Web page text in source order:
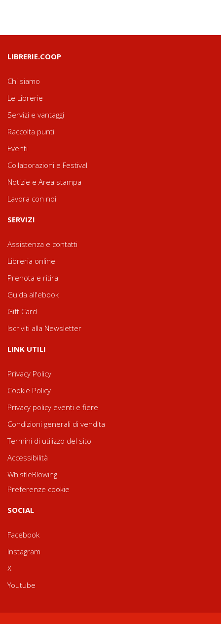
LIBRERIE.COOP
Chi siamo
Le Librerie
Servizi e vantaggi
Raccolta punti
Eventi
Collaborazioni e Festival
Notizie e Area stampa
Lavora con noi
SERVIZI
Assistenza e contatti
Libreria online
Prenota e ritira
Guida all'ebook
Gift Card
Iscriviti alla Newsletter
LINK UTILI
Privacy Policy
Cookie Policy
Privacy policy eventi e fiere
Condizioni generali di vendita
Termini di utilizzo del sito
Accessibilità
WhistleBlowing
Preferenze cookie
SOCIAL
Facebook
Instagram
X
Youtube